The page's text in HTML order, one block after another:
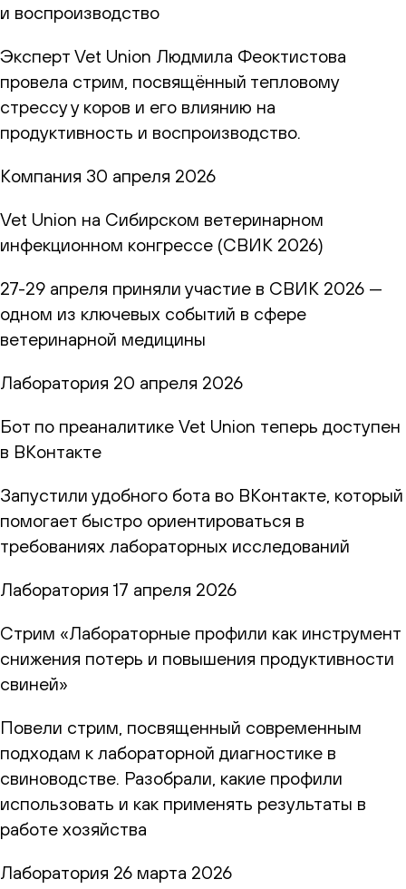
и воспроизводство
Эксперт Vet Union Людмила Феоктистова
провела стрим, посвящённый тепловому
стрессу у коров и его влиянию на
продуктивность и воспроизводство.
Компания 30 апреля 2026
Vet Union на Сибирском ветеринарном
инфекционном конгрессе (СВИК 2026)
27-29 апреля приняли участие в СВИК 2026 —
одном из ключевых событий в сфере
ветеринарной медицины
Лаборатория 20 апреля 2026
Бот по преаналитике Vet Union теперь доступен
в ВКонтакте
Запустили удобного бота во ВКонтакте, который
помогает быстро ориентироваться в
требованиях лабораторных исследований
Лаборатория 17 апреля 2026
Стрим «Лабораторные профили как инструмент
снижения потерь и повышения продуктивности
свиней»
Повели стрим, посвященный современным
подходам к лабораторной диагностике в
свиноводстве. Разобрали, какие профили
использовать и как применять результаты в
работе хозяйства
Лаборатория 26 марта 2026